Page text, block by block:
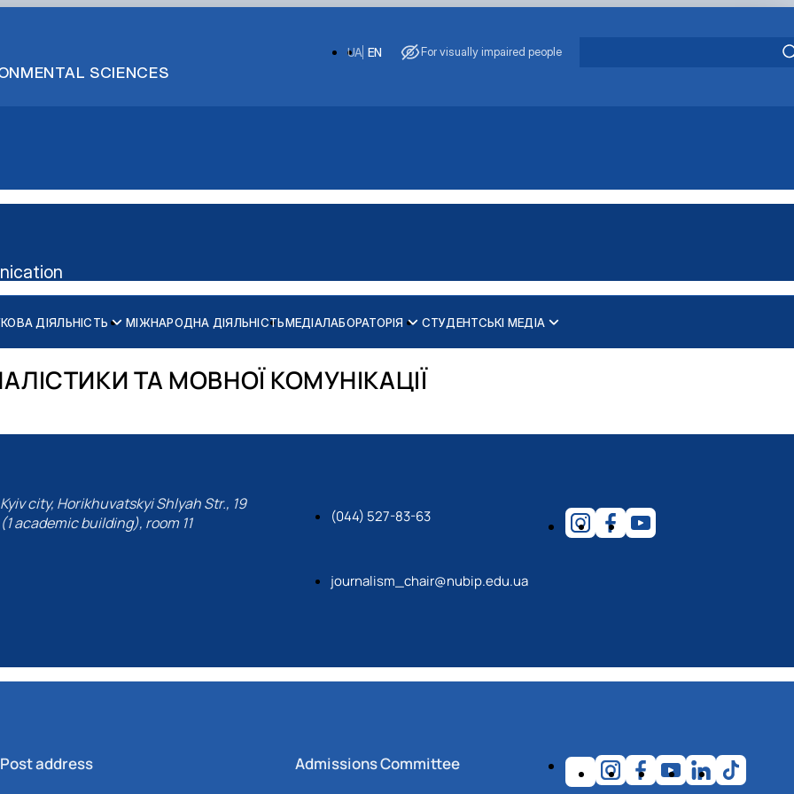
SCIENCES
EN
UA For visually impaired people
спеціальностей
ДІЯЛЬНІСТЬ МІЖНАРОДНА ДІЯЛЬНІСТЬМЕДІАЛАБОРАТОРІЯ СТУДЕНТСЬКІ МЕДІА
ТА МОВНОЇ КОМУНІКАЦІЇ
Kyiv city, Horikhuvatskyi Shlyah Str., 19
(1 academic building), room 11
(044) 527-83-63
journalism_chair@nubip.edu.ua
Post address Admissions Committee